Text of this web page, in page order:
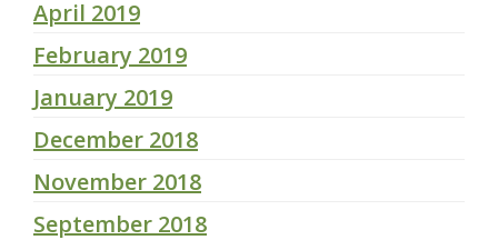
April 2019
February 2019
January 2019
December 2018
November 2018
September 2018